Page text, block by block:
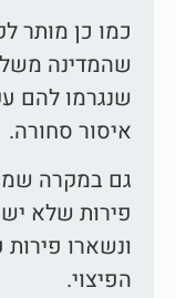
כמו כן מותר
שהמדינה
שנגרמו להם
איסור סחורה.
גם במקרה
פירות שלא
ונשארו
הפיצוי.